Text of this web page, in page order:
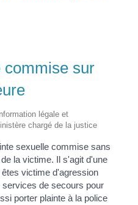
commise sur
légale et
chargé de la justice
sexuelle commise sans
la victime. Il s'agit d'une
victime d'agression
de secours pour
porter plainte à la police